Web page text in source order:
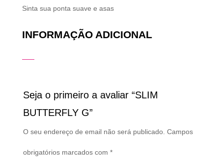
Sinta sua ponta suave e asas
INFORMAÇÃO ADICIONAL
Seja o primeiro a avaliar “SLIM
BUTTERFLY G”
O seu endereço de email não será publicado. Campos
obrigatórios marcados com *